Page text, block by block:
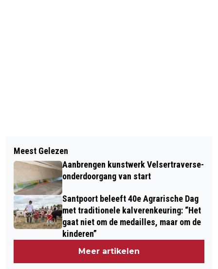
TELSTAR HAALT GENADELOOS UIT
TEGEN JONG FC UTRECHT, ZES
MANDJES AAN HET SCOREBORD
POLITIE ZOEKT GETUIGEN BEROVING
EN MISHANDELING OP MEERSTRAAT
BEVERWIJK
Meest Gelezen
Aanbrengen kunstwerk Velsertraverse-
onderdoorgang van start
Santpoort beleeft 40e Agrarische Dag
met traditionele kalverenkeuring: “Het
gaat niet om de medailles, maar om de
kinderen”
Meer artikelen